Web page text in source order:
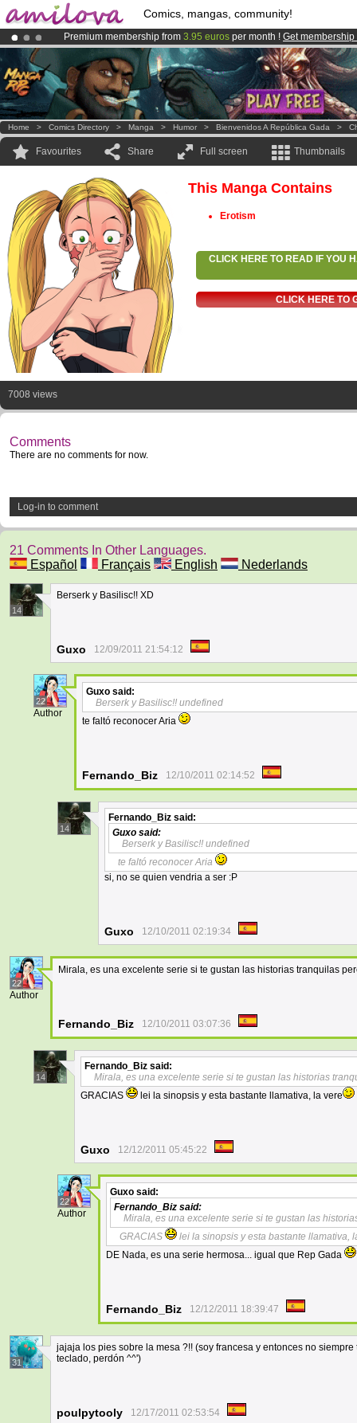
Comics, mangas, community!
Premium membership from 3.95 euros per month ! Get membership
Already 134393membersand 1208comics & mangas!.
AmilovaKickstarter is now LIVE!.
Home > Comics Directory > Manga > Humor > Bienvenidos A República Gada >
Favourites Share Full screen Thumbnails
This Manga Contains
Erotism
CLICK HERE TO READ IF YOU
CLICK HERE TO
7008 views
Comments
There are no comments for now.
Log-in to comment
21 Comments In Other Languages.
Español
Français English Nederlands
14
Berserk y Basilisc!! XD
Guxo 12/09/2011 21:54:12
22
Author
Guxo said:
Berserk y Basilisc!! undefined
te faltó reconocer Aria
Fernando_Biz 12/10/2011 02:14:52
14
Fernando_Biz said:
Guxo said:
Berserk y Basilisc!! undefined
te faltó reconocer Aria
si, no se quien vendria a ser :P
Guxo 12/10/2011 02:19:34
22
Author
Mirala, es una excelente serie si te gustan las historias tranquilas
Fernando_Biz 12/10/2011 03:07:36
14
Fernando_Biz said:
Mirala, es una excelente serie si te gustan las historias
GRACIAS
lei la sinopsis y esta bastante llamativa, la vere
Guxo 12/12/2011 05:45:22
22
Author
Guxo said:
Fernando_Biz said:
Mirala, es una excelente serie si te gustan las
GRACIAS
lei la sinopsis y esta bastante llamativa,
DE Nada, es una serie hermosa... igual que Rep Gada
Fernando_Biz 12/12/2011 18:39:47
31
jajaja los pies sobre la mesa ?!! (soy francesa y entonces no
teclado, perdón ^^')
poulpytooly 12/17/2011 02:53:54